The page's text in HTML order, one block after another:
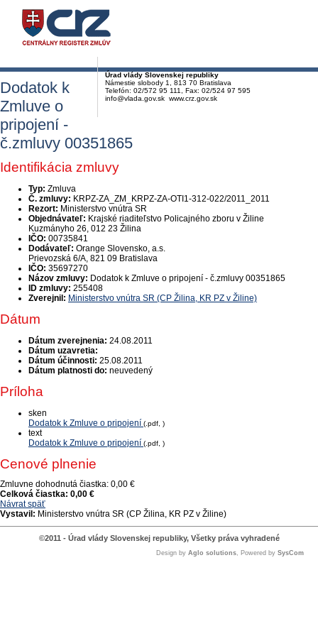
Úrad vlády Slovenskej republiky
Námestie slobody 1, 813 70 Bratislava
Telefón: 02/572 95 111, Fax: 02/524 97 595
info@vlada.gov.sk www.crz.gov.sk
Dodatok k
Zmluve o
pripojení -
č.zmluvy 00351865
Identifikácia zmluvy
Typ: Zmluva
Č. zmluvy: KRPZ-ZA_ZM_KRPZ-ZA-OTI1-312-022/2011_2011
Rezort: Ministerstvo vnútra SR
Objednávateľ: Krajské riaditeľstvo Policajného zboru v Žiline
Kuzmányho 26, 012 23 Žilina
IČO: 00735841
Dodávateľ: Orange Slovensko, a.s.
Prievozská 6/A, 821 09 Bratislava
IČO: 35697270
Názov zmluvy: Dodatok k Zmluve o pripojení - č.zmluvy 00351865
ID zmluvy: 255408
Zverejnil: Ministerstvo vnútra SR (CP Žilina, KR PZ v Žiline)
Dátum
Dátum zverejnenia: 24.08.2011
Dátum uzavretia:
Dátum účinnosti: 25.08.2011
Dátum platnosti do: neuvedený
Príloha
sken
Dodatok k Zmluve o pripojení (.pdf, )
text
Dodatok k Zmluve o pripojení (.pdf, )
Cenové plnenie
Zmluvne dohodnutá čiastka: 0,00 €
Celková čiastka: 0,00 €
Návrat späť
Vystavil: Ministerstvo vnútra SR (CP Žilina, KR PZ v Žiline)
©2011 - Úrad vlády Slovenskej republiky, Všetky práva vyhradené
Design by Aglo solutions, Powered by SysCom